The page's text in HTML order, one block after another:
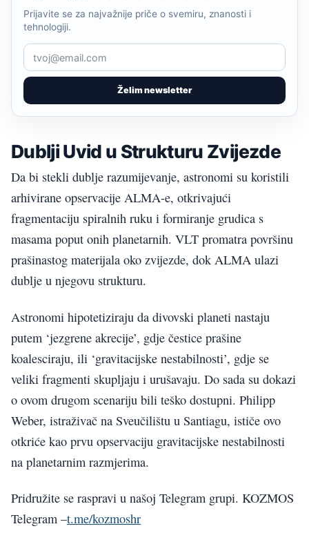
Želim newsletter
Prijavite se za najvažnije priče o svemiru, znanosti i
tehnologiji.
Dublji Uvid u Strukturu Zvijezde
Da bi stekli dublje razumijevanje, astronomi su koristili
arhivirane opservacije ALMA-e, otkrivajući
fragmentaciju spiralnih ruku i formiranje grudica s
masama poput onih planetarnih. VLT promatra površinu
prašinastog materijala oko zvijezde, dok ALMA ulazi
dublje u njegovu strukturu.
Astronomi hipotetiziraju da divovski planeti nastaju
putem ‘jezgrene akrecije’, gdje čestice prašine
koalesciraju, ili ‘gravitacijske nestabilnosti’, gdje se
veliki fragmenti skupljaju i urušavaju. Do sada su dokazi
o ovom drugom scenariju bili teško dostupni. Philipp
Weber, istraživač na Sveučilištu u Santiagu, ističe ovo
otkriće kao prvu opservaciju gravitacijske nestabilnosti
na planetarnim razmjerima.
Pridružite se raspravi u našoj Telegram grupi. KOZMOS
Telegram –t.me/kozmoshr